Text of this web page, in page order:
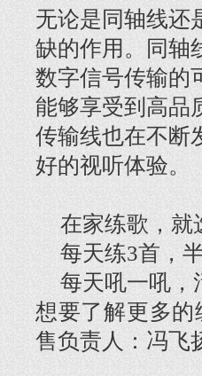
无论是同轴线还
缺的作用。同轴
数字信号传输的
能够享受到高品
传输线也在不断
好的视听体验。
在家练歌，就
每天练3首，
每天吼一吼，
想要了解更多的
售负责人：冯飞